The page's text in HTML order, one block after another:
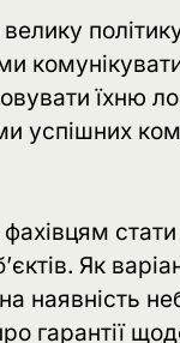
їхню
успішних
Як
наявність
гарантії